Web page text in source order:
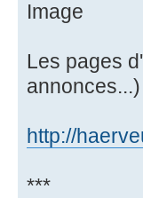
Les pages
annonces...)
http://
***